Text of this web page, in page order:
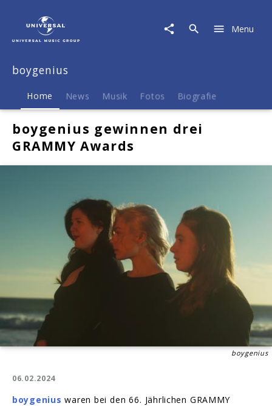
Menu
boygenius
Home News Musik Fotos Biografie
boygenius gewinnen drei
GRAMMY Awards
boygenius
06.02.2024
boygenius waren bei den 66. Jährlichen GRAMMY